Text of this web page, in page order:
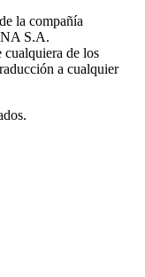
la compañía
S.A.
cualquiera de los
a cualquier